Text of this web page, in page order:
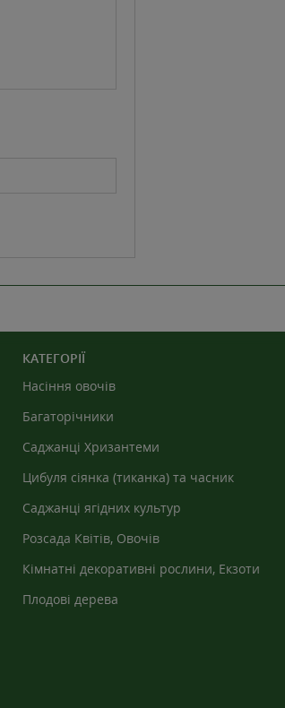
КАТЕГОРІЇ
Насіння овочів
Багаторічники
Саджанці Хризантеми
Цибуля сіянка (тиканка) та часник
Саджанці ягідних культур
Розсада Квітів, Овочів
Кімнатні декоративні рослини, Екзоти
Плодові дерева